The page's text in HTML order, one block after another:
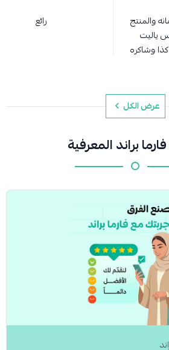
والمنتج
ياليت
وشاكره
رائع
عرض الكل
براند المعرفية